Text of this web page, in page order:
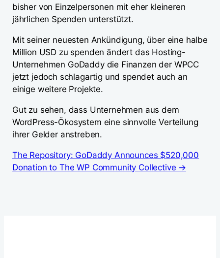
bisher von Einzelpersonen mit eher kleineren
jährlichen Spenden unterstützt.
Mit seiner neuesten Ankündigung, über eine halbe
Million USD zu spenden ändert das Hosting-
Unternehmen GoDaddy die Finanzen der WPCC
jetzt jedoch schlagartig und spendet auch an
einige weitere Projekte.
Gut zu sehen, dass Unternehmen aus dem
WordPress-Ökosystem eine sinnvolle Verteilung
ihrer Gelder anstreben.
The Repository: GoDaddy Announces $520,000
Donation to The WP Community Collective →